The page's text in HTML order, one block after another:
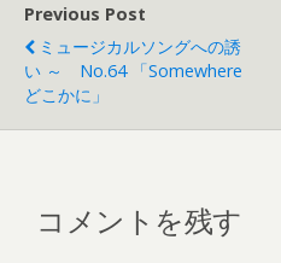
Previous Post
ミュージカルソングへの誘
い ～ No.64 「Somewhere
どこかに」
コメントを残す